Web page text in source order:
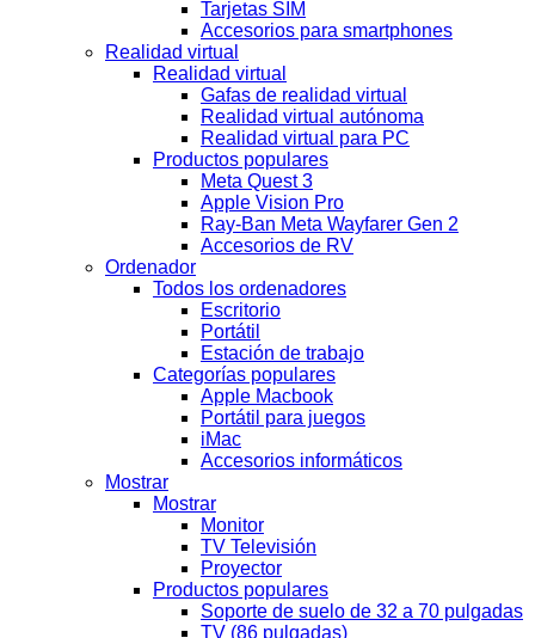
Tarjetas SIM
Accesorios para smartphones
Realidad virtual
Realidad virtual
Gafas de realidad virtual
Realidad virtual autónoma
Realidad virtual para PC
Productos populares
Meta Quest 3
Apple Vision Pro
Ray-Ban Meta Wayfarer Gen 2
Accesorios de RV
Ordenador
Todos los ordenadores
Escritorio
Portátil
Estación de trabajo
Categorías populares
Apple Macbook
Portátil para juegos
iMac
Accesorios informáticos
Mostrar
Mostrar
Monitor
TV Televisión
Proyector
Productos populares
Soporte de suelo de 32 a 70 pulgadas
TV (86 pulgadas)